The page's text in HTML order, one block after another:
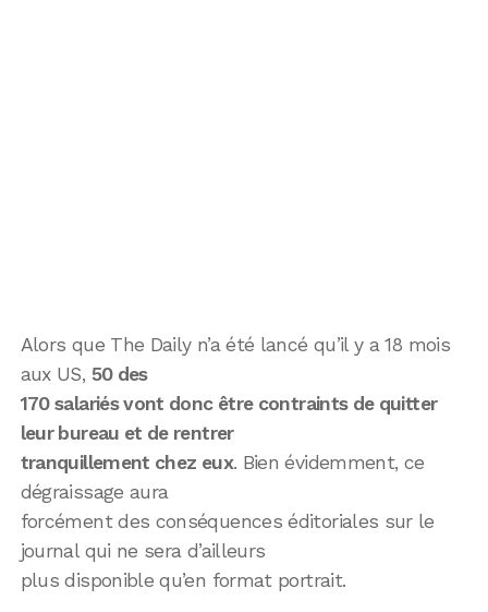
Alors que The Daily n’a été lancé qu’il y a 18 mois
aux US, 50 des
170 salariés vont donc être contraints de quitter
leur bureau et de rentrer
tranquillement chez eux. Bien évidemment, ce
dégraissage aura
forcément des conséquences éditoriales sur le
journal qui ne sera d’ailleurs
plus disponible qu’en format portrait.